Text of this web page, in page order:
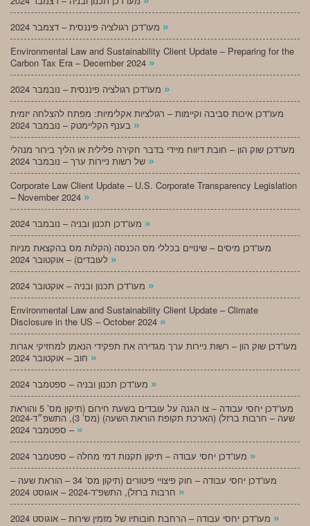
»
Environmental Law and Sustainability Client Update – Preparing for the
Carbon Tax Era – December 2024 »
»
מעו”דכן איכות סביבה וקיימות – רגולציות אקלימיות: מפתח להצלחה יזמית
»
מעו”דכן שוק הון – חובת דיווח מיידי בדבר חקירה פלילית או הליך בירור מנהלי
»
Corporate Law Client Update – U.S. Corporate Transparency Legislation
– November 2024 »
»
מעו”דכן מיסים – שינויים בכללי מס הכנסה (הקלות מס בהקצאת מניות
»
»
Environmental Law and Sustainability Client Update – Climate
Disclosure in the US – October 2024 »
מעו”דכן שוק הון – רשות ניירות ערך מגדירה את תפקידי הנאמן למחזיקי אגרות
»
»
מעו”דכן יחסי עבודה – צו הגנה על עובדים בשעת חירום (תיקון מס’ 5 והוראת
שעה – חרבות ברזל) (הארכת תקופת הוראת השעה) (מס’ 3), התשפ״ד-2024
– ספטמבר 2024 »
»
מעו”דכן יחסי עבודה – חוק פיצויי פיטורים (תיקון מס’ 34 – הוראת שעה –
»
»